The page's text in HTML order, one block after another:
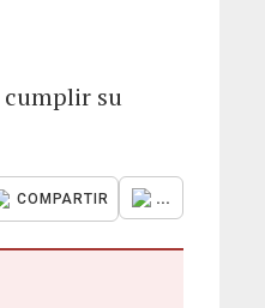
cumplir su
COMPARTIR ...